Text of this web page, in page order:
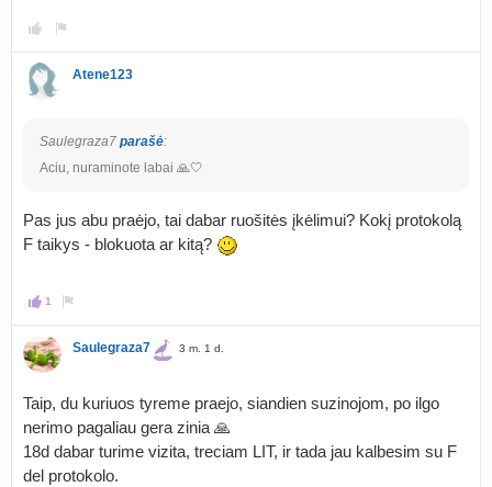
Atene123
Saulegraza7 parašė:
Aciu, nuraminote labai 🙏🤍
Pas jus abu praėjo, tai dabar ruošitės įkėlimui? Kokį protokolą
F taikys - blokuota ar kitą?
1
Saulegraza7 3 m. 1 d.
Taip, du kuriuos tyreme praejo, siandien suzinojom, po ilgo
nerimo pagaliau gera zinia 🙏
18d dabar turime vizita, treciam LIT, ir tada jau kalbesim su F
del protokolo.